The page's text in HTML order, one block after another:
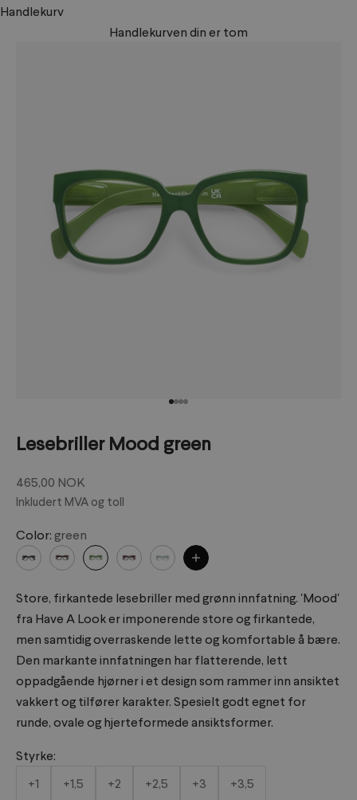
Handlekurv
Handlekurven din er tom
Gå til element 1
Gå til element 2
Gå til element 3
Gå til element 4
Lesebriller Mood green
Salgspris
465,00 NOK
Inkludert MVA og toll
Color: green
Store, firkantede lesebriller med grønn innfatning. 'Mood'
fra Have A Look er imponerende store og firkantede,
men samtidig overraskende lette og komfortable å bære.
Den markante innfatningen har flatterende, lett
oppadgående hjørner i et design som rammer inn ansiktet
vakkert og tilfører karakter. Spesielt godt egnet for
runde, ovale og hjerteformede ansiktsformer.
Styrke:
+1
+1,5 +2 +2,5 +3 +3,5